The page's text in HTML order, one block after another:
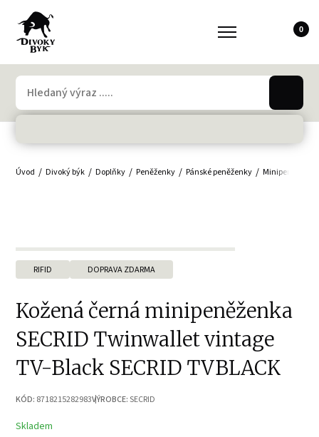
0
Úvod Divoký býk Doplňky Peněženky Pánské peněženky
RIFID DOPRAVA ZDARMA
Kožená černá minipeněženka
SECRID Twinwallet vintage
TV-Black SECRID TVBLACK
KÓD: 8718215282983VÝROBCE: SECRID
Skladem